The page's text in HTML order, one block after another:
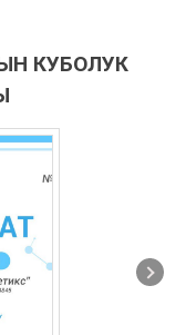
КУБОЛУК